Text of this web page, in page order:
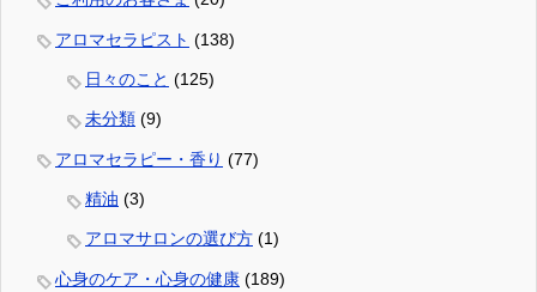
アロマセラピスト (138)
日々のこと (125)
未分類 (9)
アロマセラピー・香り (77)
精油 (3)
アロマサロンの選び方 (1)
心身のケア・心身の健康 (189)